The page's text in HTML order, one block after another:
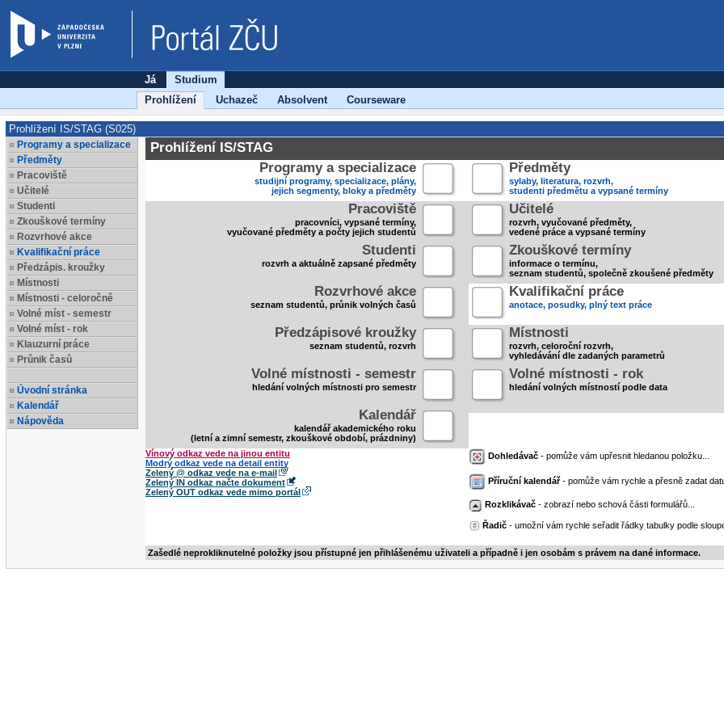
Já
Studium
Prohlížení
Uchazeč Absolvent Courseware
Prohlížení IS/STAG (S025)
Programy a specializace
Předměty
Pracoviště
Učitelé
Studenti
Zkouškové termíny
Rozvrhové akce
Kvalifikační práce
Předzápis. kroužky
Místnosti
Místnosti - celoročně
Volné míst - semestr
Volné míst - rok
Klauzurní práce
Průnik časů
Úvodní stránka
Kalendář
Nápověda
Prohlížení IS/STAG
Programy a specializace
studijní programy, specializace, plány,
jejich segmenty, bloky a předměty
Předměty
sylaby, literatura, rozvrh,
studenti předmětu a vypsané termíny
Pracoviště
pracovníci, vypsané termíny,
vyučované předměty a počty jejich studentů
Učitelé
rozvrh, vyučované předměty,
vedené práce a vypsané termíny
Studenti
rozvrh a aktuálně zapsané předměty
Zkouškové termíny
informace o termínu,
seznam studentů, společně zkoušené předměty
Rozvrhové akce
seznam studentů, průnik volných časů
Kvalifikační práce
anotace, posudky, plný text práce
Předzápisové kroužky
seznam studentů, rozvrh
Místnosti
rozvrh, celoroční rozvrh,
vyhledávání dle zadaných parametrů
Volné místnosti - semestr
hledání volných místnosti pro semestr
Volné místnosti - rok
hledání volných místností podle data
Kalendář
kalendář akademického roku
(letní a zimní semestr, zkouškové období, prázdniny)
Vínový odkaz vede na jinou entitu
Modrý odkaz vede na detail entity
Zelený @ odkaz vede na e-mail
Zelený IN odkaz načte dokument
Zelený OUT odkaz vede mimo portál
Dohledávač - pomůže vám upřesnit hledanou položku...
Příruční kalendář- pomůže vám rychle a přesně zadat
Rozklikávač - zobrazí nebo schová části formulářů...
Řadič - umožní vám rychle seřadit řádky tabulky podle
Zašedlé neprokliknutelné položky jsou přístupné jen přihlášenému uživateli a případně i jen osobám s právem na dané informace.